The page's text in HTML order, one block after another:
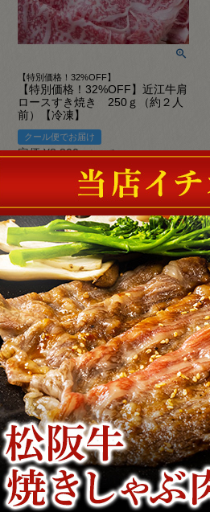
【特別価格！32%OFF】
【特別価格！32%OFF】近江牛肩
ロースすき焼き 250ｇ（約２人
前）【冷凍】
クール便でお届け
定価 ¥8,800のところ
5,980税込
松商が送料全額負担させていただきます。
【送料無料】お試し用！神戸牛肩
ロースすき焼き 250ｇ（２人
前）【冷凍】